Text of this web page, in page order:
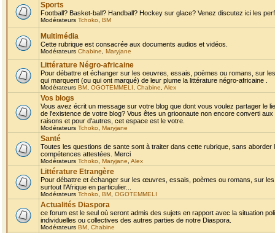
Sports
Football? Basket-ball? Handball? Hockey sur glace? Venez discutez ici les
Modérateurs Tchoko BM
Multimédia
Cette rubrique est consacrée aux documents audios et vidéos.
Modérateurs Chabine Maryjane
Littérature Négro-africaine
Pour débattre et échanger sur les oeuvres, essais, poèmes ou romans, sur
qui marquent (ou qui ont marqué) de leur plume la littérature négro-africaine .
Modérateurs BM OGOTEMMELI Chabine Alex
Vos blogs
Vous avez écrit un message sur votre blog que dont vous voulez partager le
de l'existence de votre blog? Vous êtes un grioonaute non encore converti
raisons et pour d'autres, cet espace est le votre.
Modérateurs Tchoko Maryjane
Santé
Toutes les questions de sante sont à traiter dans cette rubrique, sans
compétences attestées. Merci
Modérateurs Tchoko Maryjane Alex
Littérature Etrangère
Pour débattre et échanger sur les œuvres, essais, poèmes ou romans, sur
surtout l'Afrique en particulier...
Modérateurs Tchoko BM OGOTEMMELI
Actualités Diaspora
ce forum est le seul où seront admis des sujets en rapport avec la situation
individuelles ou collectives des autres parties de notre Diaspora.
Modérateurs BM Chabine